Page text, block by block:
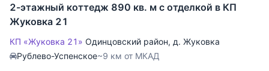
2-этажный коттедж 890 кв. м с отделкой в КП
Жуковка 21
КП «Жуковка 21» Одинцовский район, д. Жуковка
Рублево-Успенское~9 км от МКАД